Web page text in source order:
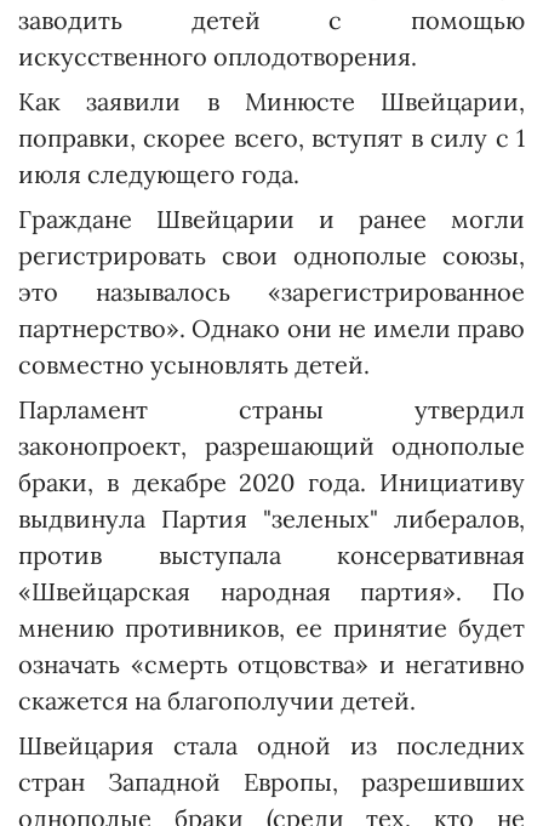
заводить детей с помощью
искусственного оплодотворения.
Как заявили в Минюсте Швейцарии,
поправки, скорее всего, вступят в силу с 1
июля следующего года.
Граждане Швейцарии и ранее могли
регистрировать свои однополые союзы,
это называлось «зарегистрированное
партнерство». Однако они не имели право
совместно усыновлять детей.
Парламент страны утвердил
законопроект, разрешающий однополые
браки, в декабре 2020 года. Инициативу
выдвинула Партия "зеленых" либералов,
против выступала консервативная
«Швейцарская народная партия». По
мнению противников, ее принятие будет
означать «смерть отцовства» и негативно
скажется на благополучии детей.
Швейцария стала одной из последних
стран Западной Европы, разрешивших
однополые браки (среди тех, кто не